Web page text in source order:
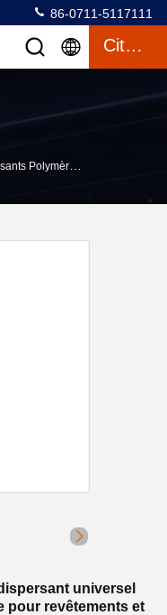
86-0711-5117111
Citation
Polymères
universel
pour revêtements et